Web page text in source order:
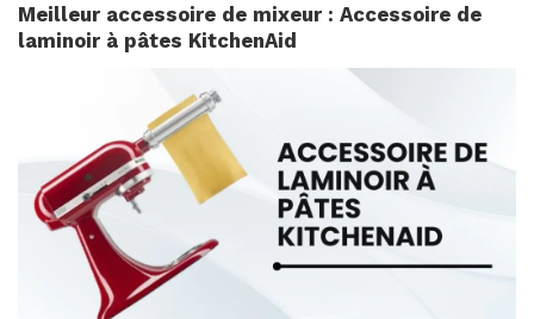
Meilleur accessoire de mixeur : Accessoire de
laminoir à pâtes KitchenAid